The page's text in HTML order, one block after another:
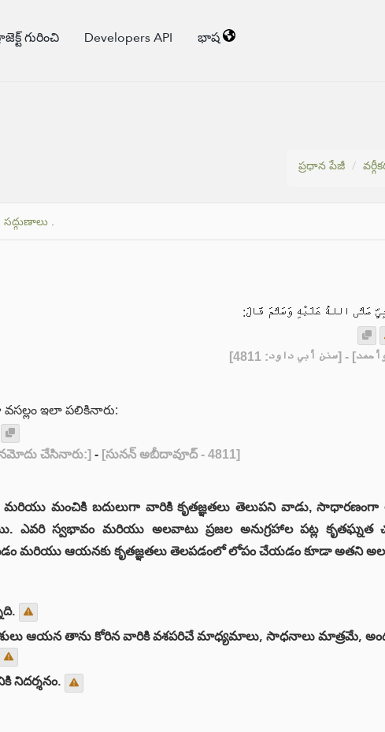
గురించి Developers API భాష
ప్రధాన పేజీ
సద్గుణాలు .
صَلَّى اللهُ عَلَيْهِ وَسَلَّمَ قَالَ:
- [سنن أبي داود: 4811]
వసల్లం ఇలా పలికినారు:
చేసినారు:] - [సునన్ అబీదావూద్ - 4811]
మరియు మంచికి బదులుగా వారికి కృతజ్ఞతలు తెలుపని వాడు, సాధారణంగా
స్వభావం మరియు అలవాటు ప్రజల అనుగ్రహాల పట్ల కృతఘ్నత
మరియు ఆయనకు కృతజ్ఞతలు తెలపడంలో లోపం చేయడం కూడా అతని
ఆయన తాను కోరిన వారికి వశపరిచే మాధ్యమాలు, సాధనాలు మాత్రమే,
నిదర్శనం.